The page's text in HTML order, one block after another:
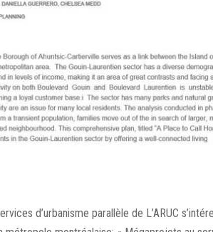
d’urbanisme parallèle de L’ARUC